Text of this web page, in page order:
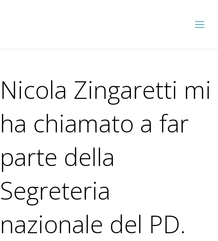
Nicola Zingaretti mi
ha chiamato a far
parte della
Segreteria
nazionale del PD.